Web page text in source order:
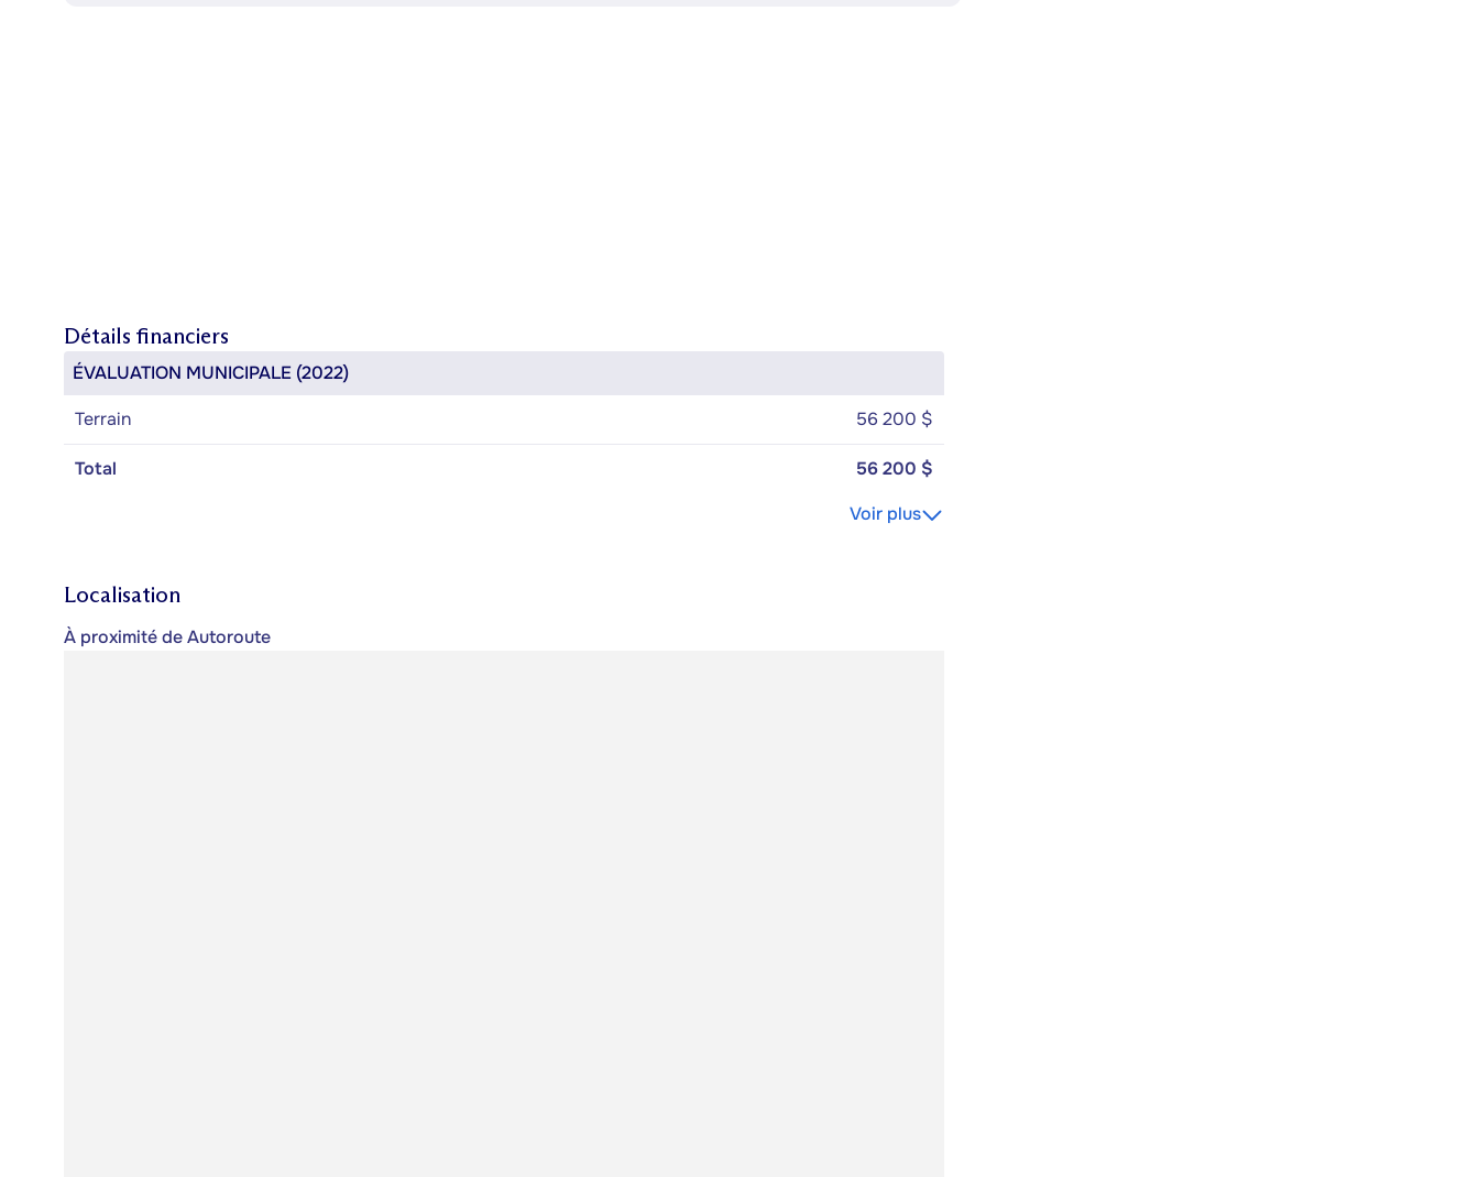
Détails financiers
ÉVALUATION MUNICIPALE (2022)
Terrain
56 200 $
Total
56 200 $
Voir plus
Localisation
À proximité de Autoroute